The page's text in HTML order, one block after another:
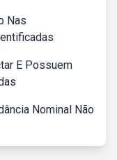
Nas
E Possuem
Nominal Não